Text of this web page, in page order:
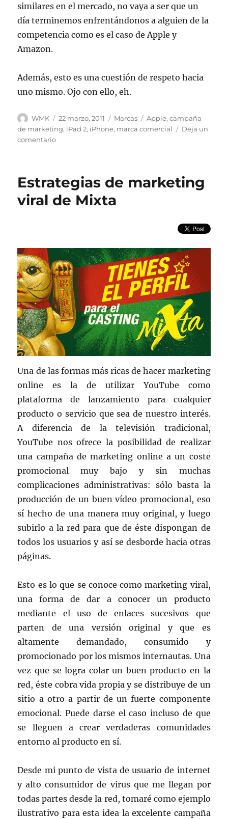
similares en el mercado, no vaya a ser que un
día terminemos enfrentándonos a alguien de la
competencia como es el caso de Apple y
Amazon.
Además, esto es una cuestión de respeto hacia
uno mismo. Ojo con ello, eh.
Autor
WMK
Publicado
el
22 marzo, 2011 Categorías
Marcas Etiquetas
Apple,campaña
de marketing, iPad 2, iPhone, marca comercial
Deja un
comentarioen
nombre
marca
Estrategias de marketing
viral de Mixta
Una de las formas más ricas de hacer marketing
online es la de utilizar YouTube como
plataforma de lanzamiento para cualquier
producto o servicio que sea de nuestro interés.
A diferencia de la televisión tradicional,
YouTube nos ofrece la posibilidad de realizar
una campaña de marketing online a un coste
promocional muy bajo y sin muchas
complicaciones administrativas: sólo basta la
producción de un buen vídeo promocional, eso
sí hecho de una manera muy original, y luego
subirlo a la red para que de éste dispongan de
todos los usuarios y así se desborde hacia otras
páginas.
Esto es lo que se conoce como marketing viral,
una forma de dar a conocer un producto
mediante el uso de enlaces sucesivos que
parten de una versión original y que es
altamente demandado, consumido y
promocionado por los mismos internautas. Una
vez que se logra colar un buen producto en la
red, éste cobra vida propia y se distribuye de un
sitio a otro a partir de un fuerte componente
emocional. Puede darse el caso incluso de que
se lleguen a crear verdaderas comunidades
entorno al producto en sí.
Desde mi punto de vista de usuario de internet
y alto consumidor de virus que me llegan por
todas partes desde la red, tomaré como ejemplo
ilustrativo para esta idea la excelente campaña